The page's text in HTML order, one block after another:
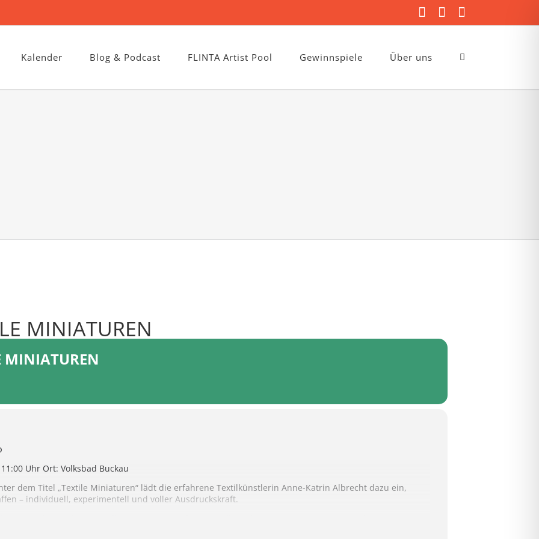
FacebookInstagram
Mail
Kalender Blog & Podcast FLINTA Artist Pool Gewinnspiele Über uns
MINIATUREN
MINIATUREN
Uhr Ort: Volksbad Buckau
dem Titel „Textile Miniaturen“ lädt die erfahrene Textilkünstlerin Anne-Katrin Albrecht dazu ein,
– individuell, experimentell und voller Ausdruckskraft.